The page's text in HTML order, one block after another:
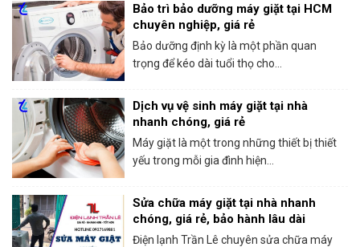
Bảo trì bảo dưỡng máy giặt tại HCM
chuyên nghiệp, giá rẻ
Bảo dưỡng định kỳ là một phần quan
trọng để kéo dài tuổi thọ cho...
Dịch vụ vệ sinh máy giặt tại nhà
nhanh chóng, giá rẻ
Máy giặt là một trong những thiết bị thiết
yếu trong mỗi gia đình hiện...
Sửa chữa máy giặt tại nhà nhanh
chóng, giá rẻ, bảo hành lâu dài
Điện lạnh Trần Lê chuyên sửa chữa máy